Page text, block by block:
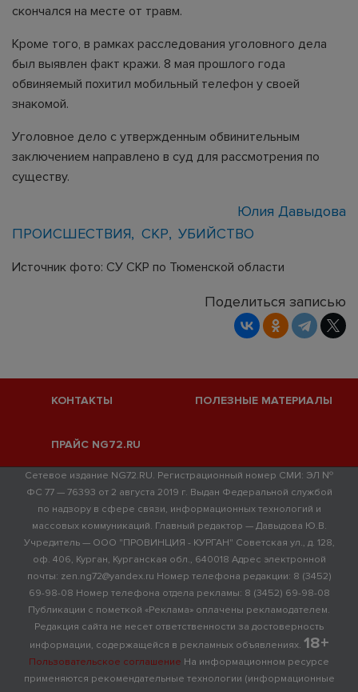
скончался на месте от травм.
Кроме того, в рамках расследования уголовного дела
был выявлен факт кражи. 8 мая прошлого года
обвиняемый похитил мобильный телефон у своей
знакомой.
Уголовное дело с утвержденным обвинительным
заключением направлено в суд для рассмотрения по
существу.
Юлия Давыдова
ПРОИСШЕСТВИЯ
СКР УБИЙСТВО
Источник фото: СУ СКР по Тюменской области
Поделиться записью
КОНТАКТЫ ПОЛЕЗНЫЕ МАТЕРИАЛЫ
ПРАЙС NG72.RU
Сетевое издание NG72.RU. Регистрационный номер СМИ: ЭЛ №
ФС 77 — 76393 от 2 августа 2019 г. Выдан Федеральной службой
по надзору в сфере связи, информационных технологий и
массовых коммуникаций. Главный редактор — Давыдова Ю.В.
Учредитель — ООО "ПРОВИНЦИЯ - КУРГАН" Советская ул., д. 128,
оф. 406, Курган, Курганская обл., 640018 Адрес электронной
почты: zen.ng72@yandex.ru Номер телефона редакции: 8 (3452)
69-98-08 Номер телефона отдела рекламы: 8 (3452) 69-98-08
Публикации с пометкой «Реклама» оплачены рекламодателем.
Редакция сайта не несет ответственности за достоверность
информации, содержащейся в рекламных объявлениях. 18+
Пользовательское соглашение На информационном ресурсе
применяются рекомендательные технологии (информационные